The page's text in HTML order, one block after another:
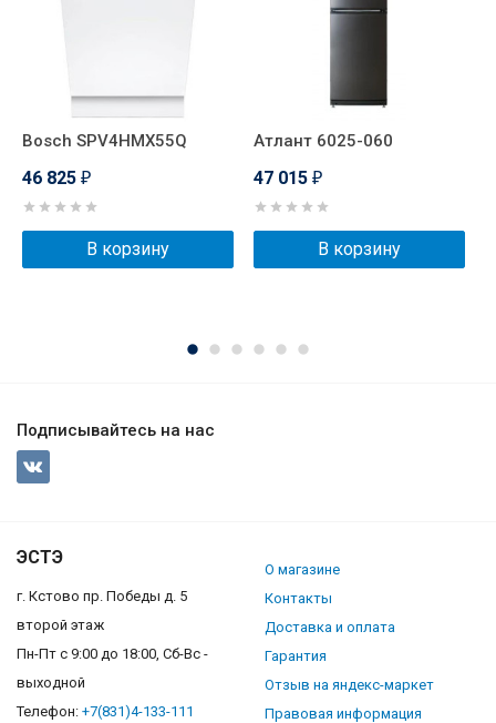
Bosch SPV4HMX55Q
46 825 ₽
В корзину
Атлант 6025-060
47 015 ₽
В корзину
Подписывайтесь на нас
ЭСТЭ
г. Кстово пр. Победы д. 5
второй этаж
Пн-Пт с 9:00 до 18:00, Сб-Вс -
выходной
Телефон: +7(831)4-133-111
О магазине
Контакты
Доставка и оплата
Гарантия
Отзыв на яндекс-маркет
Правовая информация